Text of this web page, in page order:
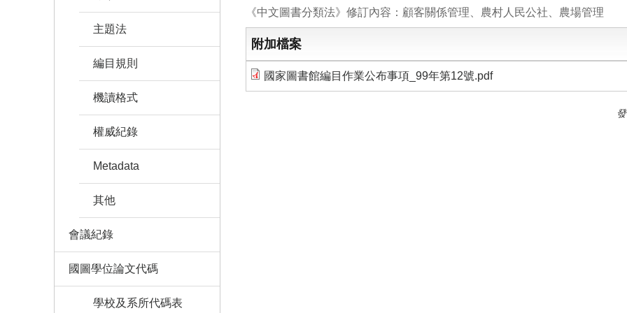
《中文圖書分類法》修訂內容：顧客關係管理、農村人民公社、農場管理
附加檔案
國家圖書館編目作業公布事項_99年第12號.pdf
主題法
編目規則
機讀格式
權威紀錄
Metadata
其他
會議紀錄
國圖學位論文代碼
學校及系所代碼表